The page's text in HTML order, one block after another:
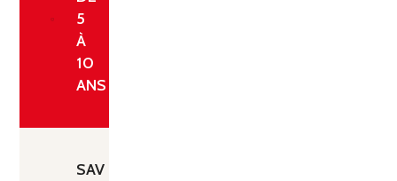
5
À
10
ANS
SAV